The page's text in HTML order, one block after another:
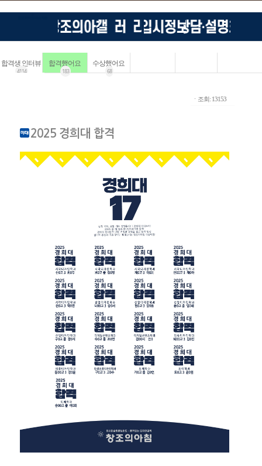
합격생 인터뷰
4114
합격했어요
183
수상했어요
68
ㆍ조회: 13153
2025 경희대 합격